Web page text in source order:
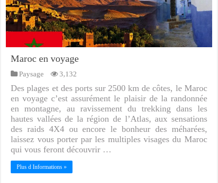
Maroc en voyage
Paysage 3,132
Des plages et des ports sur 2500 km de côtes, le Maroc
en voyage c’est assurément le plaisir de la randonnée
en montagne, au ravissement du trekking dans les
hautes vallées de la région de l’Atlas, aux sensations
des raids 4X4 ou encore le bonheur des méharées,
laissez vous porter par les multiples visages du Maroc
qui vous feront découvrir …
Plus d Informations »